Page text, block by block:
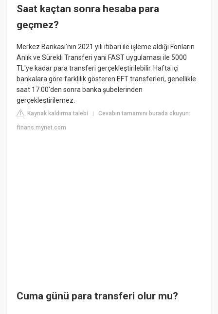
Saat kaçtan sonra hesaba para
geçmez?
Merkez Bankası'nın 2021 yılı itibari ile işleme aldığı Fonların
Anlık ve Sürekli Transferi yani FAST uygulaması ile 5000
TL'ye kadar para transferi gerçekleştirilebilir. Hafta içi
bankalara göre farklılık gösteren EFT transferleri, genellikle
saat 17.00'den sonra banka şubelerinden
gerçekleştirilemez.
Kaynak kaldırma talebi |Cevabın tamamını burada okuyun:
finans.mynet.com
Cuma günü para transferi olur mu?